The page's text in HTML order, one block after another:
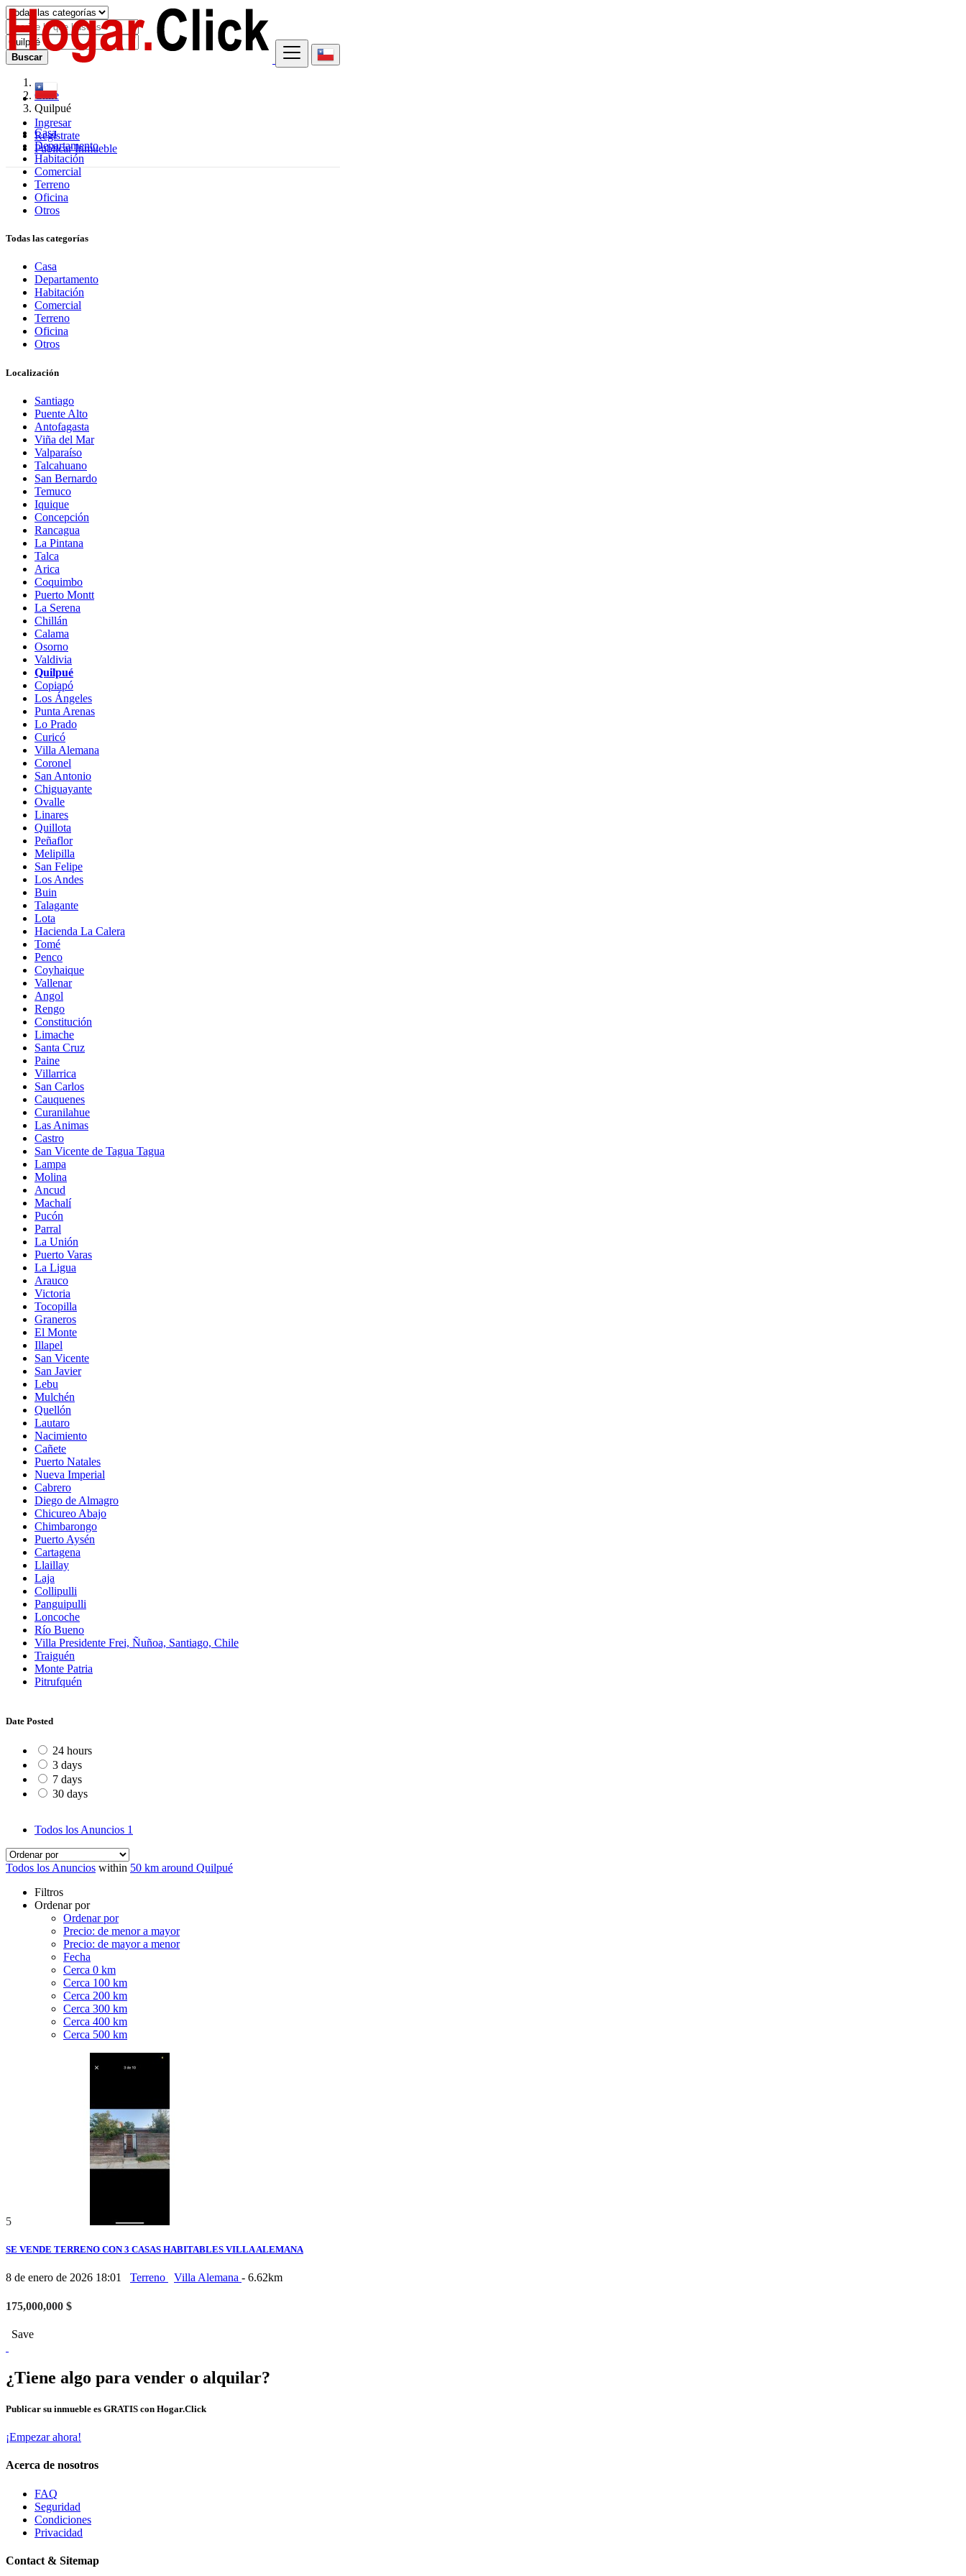
Ingresar
Regístrate
Publicar Inmueble
Buscar
Chile
Quilpué
Casa
Departamento
Habitación
Comercial
Terreno
Oficina
Otros
Todas las categorías
Casa
Departamento
Habitación
Comercial
Terreno
Oficina
Otros
Localización
Santiago
Puente Alto
Antofagasta
Viña del Mar
Valparaíso
Talcahuano
San Bernardo
Temuco
Iquique
Concepción
Rancagua
La Pintana
Talca
Arica
Coquimbo
Puerto Montt
La Serena
Chillán
Calama
Osorno
Valdivia
Quilpué
Copiapó
Los Ángeles
Punta Arenas
Lo Prado
Curicó
Villa Alemana
Coronel
San Antonio
Chiguayante
Ovalle
Linares
Quillota
Peñaflor
Melipilla
San Felipe
Los Andes
Buin
Talagante
Lota
Hacienda La Calera
Tomé
Penco
Coyhaique
Vallenar
Angol
Rengo
Constitución
Limache
Santa Cruz
Paine
Villarrica
San Carlos
Cauquenes
Curanilahue
Las Animas
Castro
San Vicente de Tagua Tagua
Lampa
Molina
Ancud
Machalí
Pucón
Parral
La Unión
Puerto Varas
La Ligua
Arauco
Victoria
Tocopilla
Graneros
El Monte
Illapel
San Vicente
San Javier
Lebu
Mulchén
Quellón
Lautaro
Nacimiento
Cañete
Puerto Natales
Nueva Imperial
Cabrero
Diego de Almagro
Chicureo Abajo
Chimbarongo
Puerto Aysén
Cartagena
Llaillay
Laja
Collipulli
Panguipulli
Loncoche
Río Bueno
Villa Presidente Frei, Ñuñoa, Santiago, Chile
Traiguén
Monte Patria
Pitrufquén
Date Posted
24 hours
3 days
7 days
30 days
Todos los Anuncios 1
Todos los Anuncios within 50 km around Quilpué
Filtros
Ordenar por
Ordenar por
Precio: de menor a mayor
Precio: de mayor a menor
Fecha
Cerca 0 km
Cerca 100 km
Cerca 200 km
Cerca 300 km
Cerca 400 km
Cerca 500 km
5
SE VENDE TERRENO CON 3 CASAS HABITABLES VILLA ALEMANA
8 de enero de 2026 18:01 Terreno Villa Alemana - 6.62km
175,000,000 $
Save
¿Tiene algo para vender o alquilar?
Publicar su inmueble es GRATIS con Hogar.Click
¡Empezar ahora!
Acerca de nosotros
FAQ
Seguridad
Condiciones
Privacidad
Contact & Sitemap